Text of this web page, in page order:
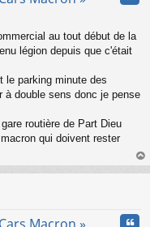
au tout début de la
légion depuis que c'était
le parking minute des
à double sens donc je pense
routière de Part Dieu
qui doivent rester
au